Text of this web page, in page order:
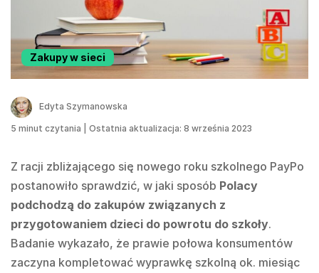
Zakupy w sieci
Edyta Szymanowska
5 minut czytania Ostatnia aktualizacja: 8 września 2023
Z racji zbliżającego się nowego roku szkolnego PayPo
postanowiło sprawdzić, w jaki sposób Polacy
podchodzą do zakupów związanych z
przygotowaniem dzieci do powrotu do szkoły.
Badanie wykazało, że prawie połowa konsumentów
zaczyna kompletować wyprawkę szkolną ok. miesiąc